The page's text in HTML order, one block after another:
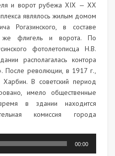
и ворот рубежа XIX — XX
являлось жилым домом
Рогазинского, в составе
же флигель и ворота. По
фотолетописца Н.В.
располагалась контора
После революции, в 1917 г.,
Харбин. В советский период
имело общественные
в здании находится
комиссия города
00:00